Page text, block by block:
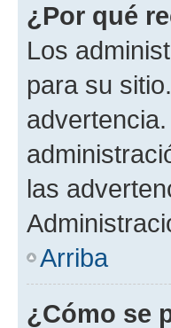
¿Por qué
Los
para su
las
Arriba
¿Cómo se